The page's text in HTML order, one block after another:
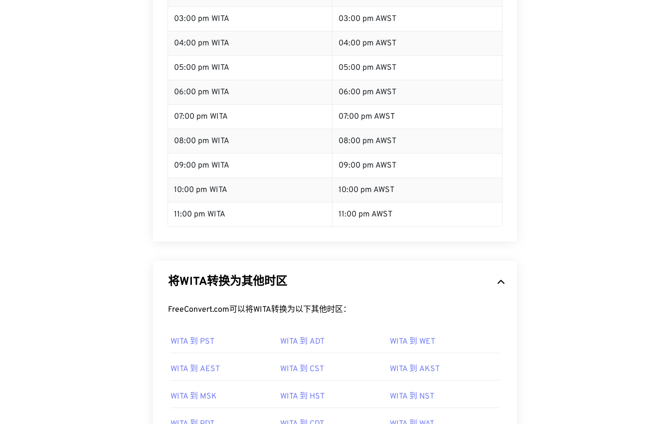
03:00 pm WITA 03:00 pm AWST
04:00 pm WITA 04:00 pm AWST
05:00 pm WITA 05:00 pm AWST
06:00 pm WITA 06:00 pm AWST
07:00 pm WITA 07:00 pm AWST
08:00 pm WITA 08:00 pm AWST
09:00 pm WITA 09:00 pm AWST
10:00 pm WITA 10:00 pm AWST
11:00 pm WITA 11:00 pm AWST
将WITA转换为其他时区
FreeConvert.com可以将WITA转换为以下其他时区：
WITA 到 PST WITA 到 ADT WITA 到 WET
WITA 到 AEST WITA 到 CST WITA 到 AKST
WITA 到 MSK WITA 到 HST WITA 到 NST